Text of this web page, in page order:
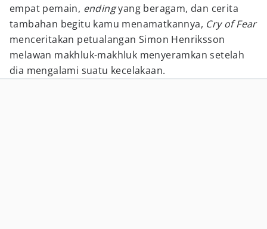
empat pemain, endingyang beragam, dan cerita
tambahan begitu kamu menamatkannya, Cry of Fear
menceritakan petualangan Simon Henriksson
melawan makhluk-makhluk menyeramkan setelah
dia mengalami suatu kecelakaan.